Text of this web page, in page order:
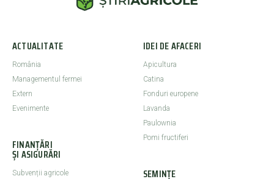
ACTUALITATE
România
Managementul fermei
Extern
Evenimente
FINANȚĂRI
ȘI ASIGURĂRI
Subvenții agricole
IDEI DE AFACERI
Apicultura
Catina
Fonduri europene
Lavanda
Paulownia
Pomi fructiferi
SEMINȚE